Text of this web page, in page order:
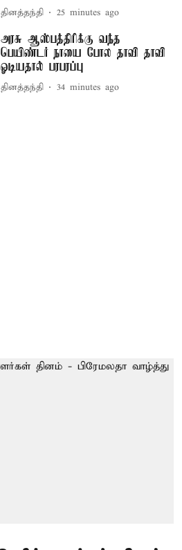
தினத்தந்தி 25 minutes ago
அரசு ஆஸ்பத்திரிக்கு வந்த
பெயிண்டர் நாயை போல தாவி தாவி
ஓடியதால் பரபரப்பு
தினத்தந்தி 34 minutes ago